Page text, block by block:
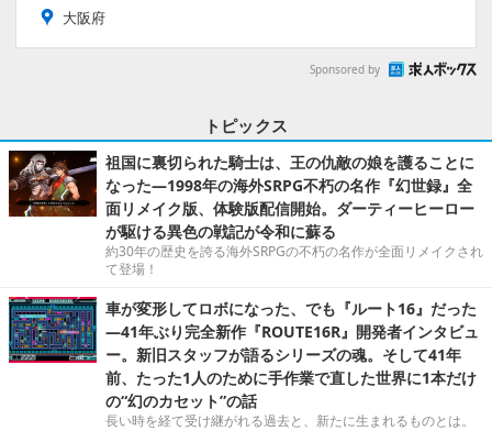
大阪府
Sponsored by
トピックス
祖国に裏切られた騎士は、王の仇敵の娘を護ることに
なった―1998年の海外SRPG不朽の名作『幻世録』全
面リメイク版、体験版配信開始。ダーティーヒーロー
が駆ける異色の戦記が令和に蘇る
約30年の歴史を誇る海外SRPGの不朽の名作が全面リメイクされ
て登場！
車が変形してロボになった、でも『ルート16』だった
―41年ぶり完全新作『ROUTE16R』開発者インタビュ
ー。新旧スタッフが語るシリーズの魂。そして41年
前、たった1人のために手作業で直した世界に1本だけ
の“幻のカセット”の話
長い時を経て受け継がれる過去と、新たに生まれるものとは。